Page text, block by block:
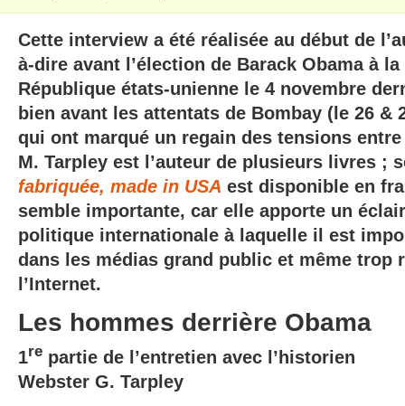
Cette interview a été réalisée au début de
à-dire avant l’élection de Barack Obama à
République états-unienne le 4 novembre
bien avant les attentats de Bombay (le 26 &
qui ont marqué un regain des tensions entre
M. Tarpley est l’auteur de plusieurs livres ;
fabriquée, made in USA est disponible en
semble importante, car elle apporte un
politique internationale à laquelle il est
dans les médias grand public et même trop
l’Internet.
Les hommes derrière Obama
1re partie de l’entretien avec l’historien
Webster G. Tarpley